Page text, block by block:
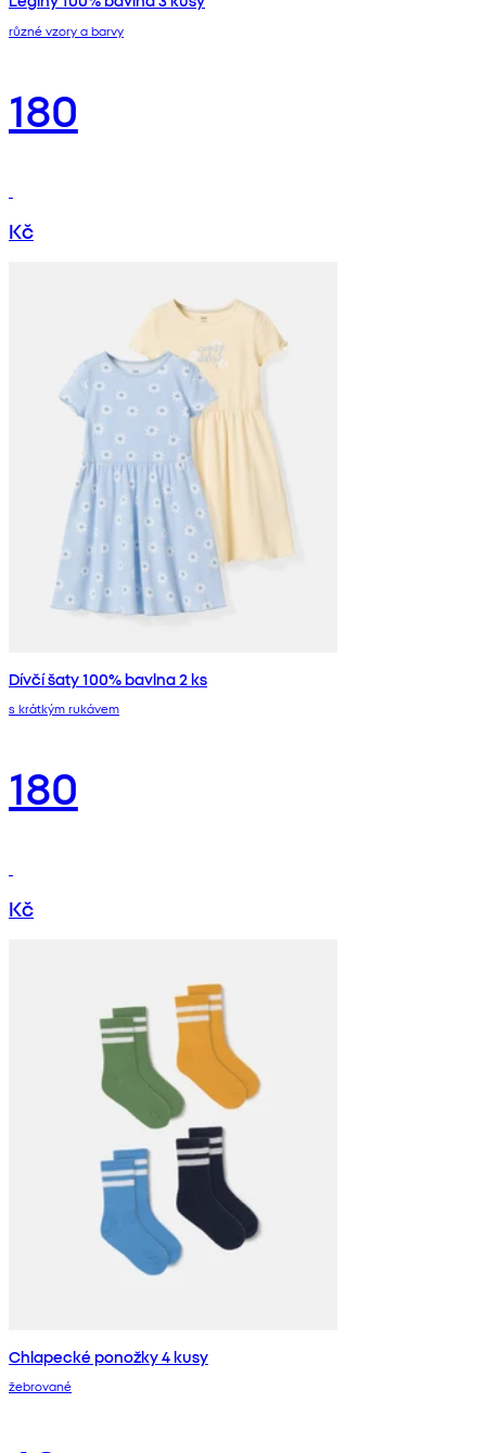
různé vzory a barvy
180
Kč
Dívčí šaty 100% bavlna 2 ks
s krátkým rukávem
180
Kč
Chlapecké ponožky 4 kusy
žebrované